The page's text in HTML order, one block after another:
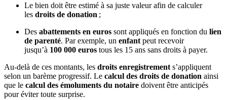
Le bien doit être estimé à sa juste valeur afin de calculer
les droits de donation ;
Des abattements en euros sont appliqués en fonction du lien
de parenté. Par exemple, un enfant peut recevoir
jusqu’à 100 000 euros tous les 15 ans sans droits à payer.
Au-delà de ces montants, les droits enregistrement s’appliquent
selon un barème progressif. Le calcul des droits de donation ainsi
que le calcul des émoluments du notaire doivent être anticipés
pour éviter toute surprise.